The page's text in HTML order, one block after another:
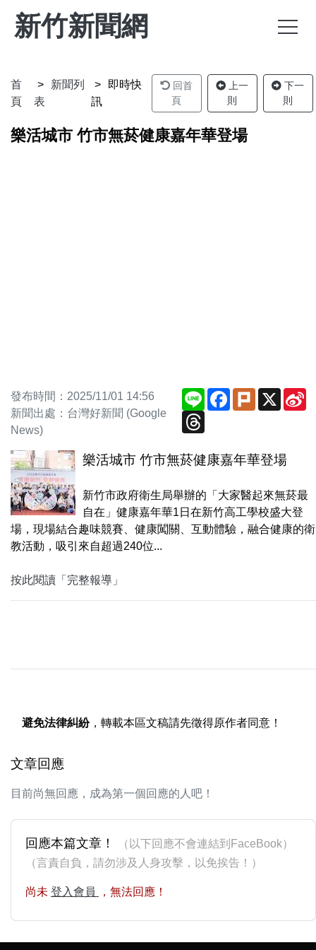
新竹新聞網
首
頁
新聞列
表
即時快
訊
回首
頁
上一
則
下一
則
樂活城市 竹市無菸健康嘉年華登場
發布時間：2025/11/01 14:56
新聞出處：台灣好新聞 (Google
News)
Line Facebook
PlurkX
Threads
樂活城市 竹市無菸健康嘉年華登場
新竹市政府衛生局舉辦的「大家醫起來無菸最
自在」健康嘉年華1日在新竹高工學校盛大登
場，現場結合趣味競賽、健康闖關、互動體驗，融合健康的衛
教活動，吸引來自超過240位...
按此閱讀「完整報導」
避免法律糾紛，轉載本區文稿請先徵得原作者同意！
文章回應
目前尚無回應，成為第一個回應的人吧！
回應本篇文章！
（以下回應不會連結到FaceBook）
（言責自負，請勿涉及人身攻擊，以免挨告！）
尚未 登入會員 ，無法回應！